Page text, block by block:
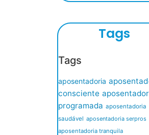
Tags
Tags
aposentadoria
consciente
programada aposentadoria
saudável aposentadoria serpros
aposentadoria tranquila